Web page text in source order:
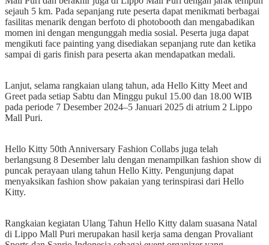
sejauh 5 km. Pada sepanjang rute peserta dapat menikmati berbagai
fasilitas menarik dengan berfoto di photobooth dan mengabadikan
momen ini dengan mengunggah media sosial. Peserta juga dapat
mengikuti face painting yang disediakan sepanjang rute dan ketika
sampai di garis finish para peserta akan mendapatkan medali.
Lanjut, selama rangkaian ulang tahun, ada Hello Kitty Meet and
Greet pada setiap Sabtu dan Minggu pukul 15.00 dan 18.00 WIB
pada periode 7 Desember 2024–5 Januari 2025 di atrium 2 Lippo
Mall Puri.
Hello Kitty 50th Anniversary Fashion Collabs juga telah
berlangsung 8 Desember lalu dengan menampilkan fashion show di
puncak perayaan ulang tahun Hello Kitty. Pengunjung dapat
menyaksikan fashion show pakaian yang terinspirasi dari Hello
Kitty.
Rangkaian kegiatan Ulang Tahun Hello Kitty dalam suasana Natal
di Lippo Mall Puri merupakan hasil kerja sama dengan Provaliant